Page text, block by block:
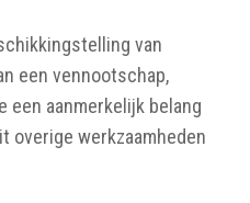
van
een vennootschap,
aanmerkelijk belang
overige werkzaamheden